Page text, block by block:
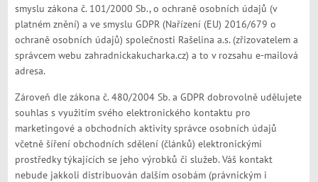
smyslu zákona č. 101/2000 Sb., o ochraně osobních údajů (v
platném znění) a ve smyslu GDPR (Nařízení (EU) 2016/679 o
ochraně osobních údajů) společnosti Rašelina a.s. (zřizovatelem a
správcem webu zahradnickakucharka.cz) a to v rozsahu e-mailová
adresa.
Zároveň dle zákona č. 480/2004 Sb. a GDPR dobrovolně udělujete
souhlas s využitím svého elektronického kontaktu pro
marketingové a obchodních aktivity správce osobních údajů
včetně šíření obchodních sdělení (článků) elektronickými
prostředky týkajících se jeho výrobků či služeb. Váš kontakt
nebude jakkoli distribuován dalším osobám (právnickým i